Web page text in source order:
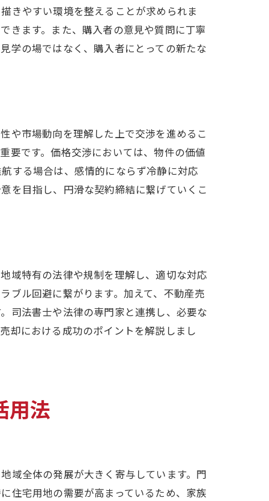
きやすい環境を整えることが求められま
きます。また、購入者の意見や質問に丁寧
学の場ではなく、購入者にとっての新たな
や市場動向を理解した上で交渉を進めるこ
要です。価格交渉においては、物件の価値
する場合は、感情的にならず冷静に対応
を目指し、円滑な契約締結に繋げていくこ
域特有の法律や規制を理解し、適切な対応
ブル回避に繋がります。加えて、不動産売
司法書士や法律の専門家と連携し、必要な
却における成功のポイントを解説しまし
用法
域全体の発展が大きく寄与しています。門
住宅用地の需要が高まっているため、家族